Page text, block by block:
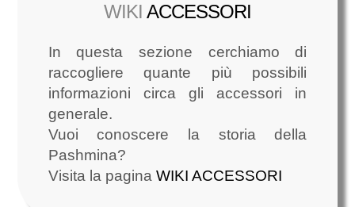
WIKI ACCESSORI
In questa sezione cerchiamo di
raccogliere quante più possibili
informazioni circa gli accessori in
generale.
Vuoi conoscere la storia della
Pashmina?
Visita la pagina WIKI ACCESSORI